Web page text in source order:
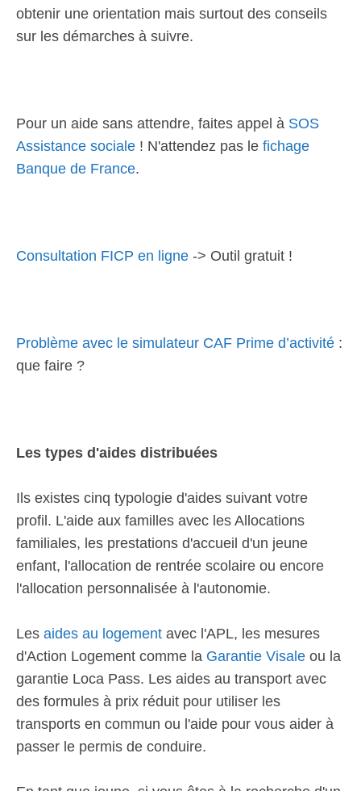
obtenir une orientation mais surtout des conseils
sur les démarches à suivre.
Pour un aide sans attendre, faites appel à SOS
Assistance sociale ! N'attendez pas le fichage
Banque de France.
Consultation FICP en ligne -> Outil gratuit !
Problème avec le simulateur CAF Prime d’activité :
que faire ?
Les types d'aides distribuées
Ils existes cinq typologie d'aides suivant votre
profil. L'aide aux familles avec les Allocations
familiales, les prestations d'accueil d'un jeune
enfant, l'allocation de rentrée scolaire ou encore
l'allocation personnalisée à l'autonomie.
Les aides au logement avec l'APL, les mesures
d'Action Logement comme la Garantie Visale ou la
garantie Loca Pass. Les aides au transport avec
des formules à prix réduit pour utiliser les
transports en commun ou l'aide pour vous aider à
passer le permis de conduire.